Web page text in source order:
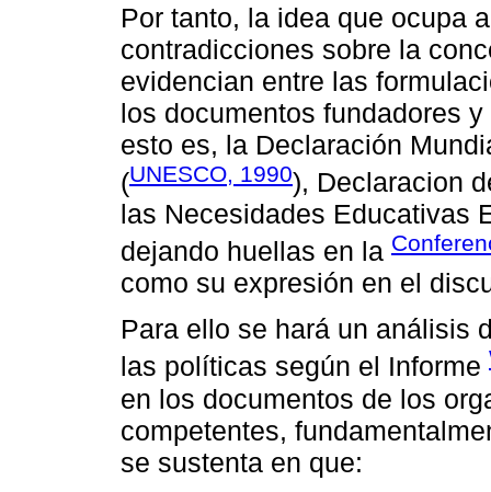
Por tanto, la idea que ocupa
contradicciones sobre la
evidencian entre las
los documentos fundadores
esto es, la Declaración
(UNESCO, 1990), Declaracion
las Necesidades Educativas
dejando huellas en la
como su expresión en el
Para ello se hará un análisis
las políticas según el Informe
en los documentos de los
competentes,
se sustenta en que: